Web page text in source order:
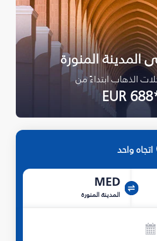
المدينة المنورة
الذهاب ابتداءً من
اتجاه واحد
MED
المدينة المنورة